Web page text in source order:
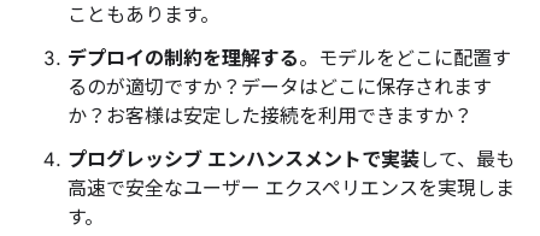
こともあります。
デプロイの制約を理解する。モデルをどこに配置す
るのが適切ですか？データはどこに保存されます
か？お客様は安定した接続を利用できますか？
プログレッシブ エンハンスメントで実装して、最も
高速で安全なユーザー エクスペリエンスを実現しま
す。